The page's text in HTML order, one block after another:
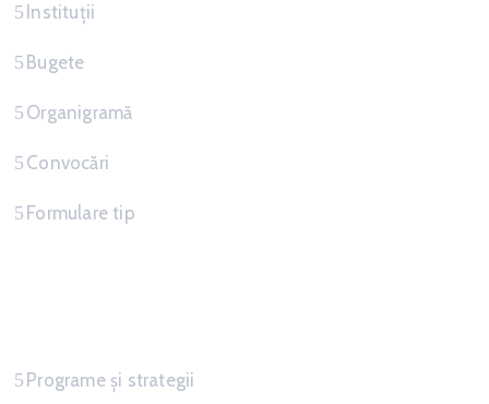
Instituții
Bugete
Organigramă
Convocări
Formulare tip
Programe și strategii